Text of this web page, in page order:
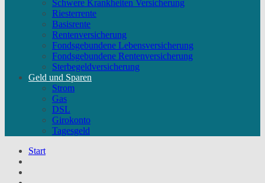
Schwere Krankheiten Versicherung
Riesterrente
Basisrente
Rentenversicherung
Fondsgebundene Lebensversicherung
Fondsgebundene Rentenversicherung
Sterbegeldversicherung
Geld und Sparen
Strom
Gas
DSL
Girokonto
Tagesgeld
Start